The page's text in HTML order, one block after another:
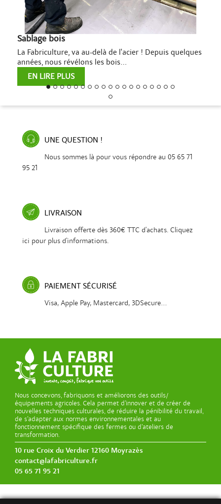
Sablage bois
La Fabriculture, va au-delà de l'acier ! Depuis quelques
années, nous révélons les bois...
EN LIRE PLUS
UNE QUESTION !
Nous sommes là pour vous répondre au 05 65 71
95 21
LIVRAISON
Livraison offerte dès 360€ TTC d'achats. Cliquez
ici pour plus d'informations.
PAIEMENT SÉCURISÉ
Visa, Apple Pay, Mastercard, 3DSecure...
Nous concevons, fabriquons et améliorons des outils/
équipements agricoles. Cela permet d’innover et de créer de
nouvelles techniques culturales, de réduire la pénibilité du travail,
de s’adapter aux normes environnementales et au
fonctionnement spécifique des fermes ou d’ateliers de
transformation.
10 rue Croix du Verdier 12160 Moyrazès
contact@lafabriculture.fr
05 65 71 95 21